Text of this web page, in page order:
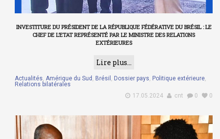
INVESTITURE DU PRÉSIDENT DE LA RÉPUBLIQUE FÉDÉRATIVE DU BRÉSIL : LE
CHEF DE L’ETAT REPRÉSENTÉ PAR LE MINISTRE DES RELATIONS
EXTÉRIEURES
Lire plus...
Actualités, Amérique du Sud , Brésil , Dossier pays, Politique extérieure,
Relations bilatérales
17.05.2024
cnt 0 0